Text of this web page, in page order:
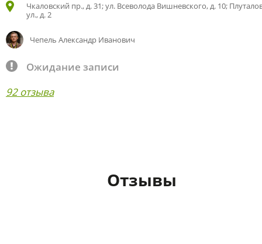
Чкаловский пр., д. 31; ул. Всеволода Вишневского, д. 10;
ул., д. 2
Чепель Александр Иванович
Ожидание записи
92 отзыва
Отзывы